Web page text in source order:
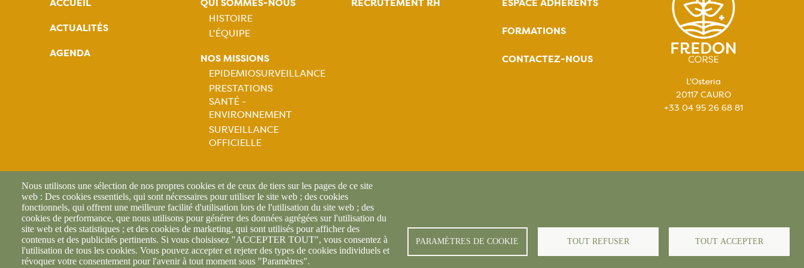
Nous utilisons une sélection de nos propres cookies et de ceux de tiers sur les pages de ce site
web : Des cookies essentiels, qui sont nécessaires pour utiliser le site web ; des cookies
fonctionnels, qui offrent une meilleure facilité d'utilisation lors de l'utilisation du site web ; des
cookies de performance, que nous utilisons pour générer des données agrégées sur l'utilisation du
site web et des statistiques ; et des cookies de marketing, qui sont utilisés pour afficher des
contenus et des publicités pertinents. Si vous choisissez "ACCEPTER TOUT", vous consentez à
l'utilisation de tous les cookies. Vous pouvez accepter et rejeter des types de cookies individuels et
révoquer votre consentement pour l'avenir à tout moment sous "Paramètres".
PARAMÈTRES DE COOKIE TOUT REFUSER TOUT ACCEPTER
ACCUEIL
ACTUALITÉS
AGENDA
QUI SOMMES-NOUS
Navigation
principale
HISTOIRE
L'ÉQUIPE
NOS MISSIONS
Navigation
principale
EPIDEMIOSURVEILLANCE
PRESTATIONS
SANTÉ -
ENVIRONNEMENT
SURVEILLANCE
OFFICIELLE
RECRUTEMENT RH ESPACE ADHÉRENTS
FORMATIONS
CONTACTEZ-NOUS
L'Osteria
20117 CAURO
+33 04 95 26 68 81
© FREDON 2024 -Mentions légales